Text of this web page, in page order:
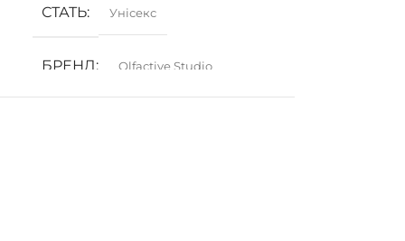
СТАТЬ Унісекс
БРЕНД Olfactive Studio